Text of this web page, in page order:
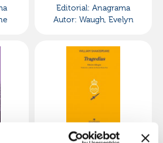
Editorial: Anagrama
Autor: Waugh, Evelyn